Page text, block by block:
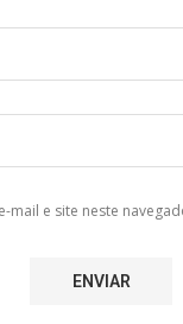
mail e site neste